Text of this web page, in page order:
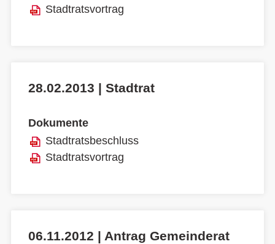
Stadtratsvortrag
28.02.2013 | Stadtrat
Dokumente
Stadtratsbeschluss
Stadtratsvortrag
06.11.2012 | Antrag Gemeinderat